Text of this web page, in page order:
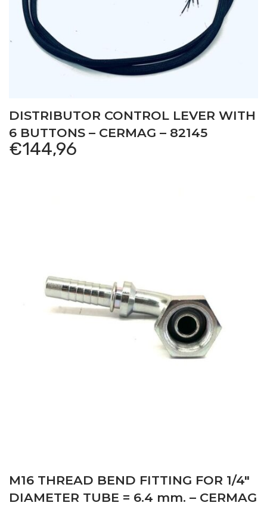
DISTRIBUTOR CONTROL LEVER WITH
6 BUTTONS – CERMAG – 82145
€144,96
M16 THREAD BEND FITTING FOR 1/4″
DIAMETER TUBE = 6.4 mm. – CERMAG